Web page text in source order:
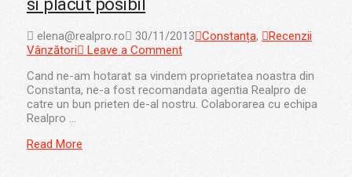
elena@realpro.ro 30/11/2013 Constanța,
Recenzii
Vânzători
Leave a Comment
Cand ne-am hotarat sa vindem proprietatea noastra din
Constanta, ne-a fost recomandata agentia Realpro de
catre un bun prieten de-al nostru. Colaborarea cu echipa
Realpro …
Read More